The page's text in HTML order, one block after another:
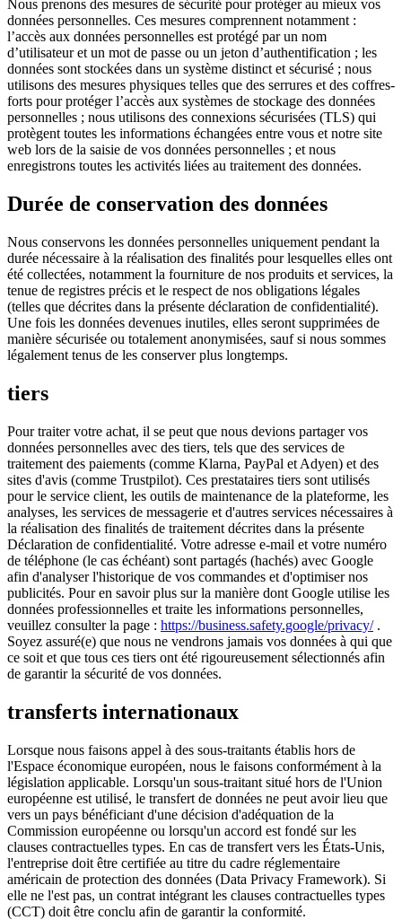
Nous prenons des mesures de sécurité pour protéger au mieux vos
données personnelles. Ces mesures comprennent notamment :
l’accès aux données personnelles est protégé par un nom
d’utilisateur et un mot de passe ou un jeton d’authentification ; les
données sont stockées dans un système distinct et sécurisé ; nous
utilisons des mesures physiques telles que des serrures et des coffres-
forts pour protéger l’accès aux systèmes de stockage des données
personnelles ; nous utilisons des connexions sécurisées (TLS) qui
protègent toutes les informations échangées entre vous et notre site
web lors de la saisie de vos données personnelles ; et nous
enregistrons toutes les activités liées au traitement des données.
Durée de conservation des données
Nous conservons les données personnelles uniquement pendant la
durée nécessaire à la réalisation des finalités pour lesquelles elles ont
été collectées, notamment la fourniture de nos produits et services, la
tenue de registres précis et le respect de nos obligations légales
(telles que décrites dans la présente déclaration de confidentialité).
Une fois les données devenues inutiles, elles seront supprimées de
manière sécurisée ou totalement anonymisées, sauf si nous sommes
légalement tenus de les conserver plus longtemps.
tiers
Pour traiter votre achat, il se peut que nous devions partager vos
données personnelles avec des tiers, tels que des services de
traitement des paiements (comme Klarna, PayPal et Adyen) et des
sites d'avis (comme Trustpilot). Ces prestataires tiers sont utilisés
pour le service client, les outils de maintenance de la plateforme, les
analyses, les services de messagerie et d'autres services nécessaires à
la réalisation des finalités de traitement décrites dans la présente
Déclaration de confidentialité. Votre adresse e-mail et votre numéro
de téléphone (le cas échéant) sont partagés (hachés) avec Google
afin d'analyser l'historique de vos commandes et d'optimiser nos
publicités. Pour en savoir plus sur la manière dont Google utilise les
données professionnelles et traite les informations personnelles,
veuillez consulter la page : https://business.safety.google/privacy/.
Soyez assuré(e) que nous ne vendrons jamais vos données à qui que
ce soit et que tous ces tiers ont été rigoureusement sélectionnés afin
de garantir la sécurité de vos données.
transferts internationaux
Lorsque nous faisons appel à des sous-traitants établis hors de
l'Espace économique européen, nous le faisons conformément à la
législation applicable. Lorsqu'un sous-traitant situé hors de l'Union
européenne est utilisé, le transfert de données ne peut avoir lieu que
vers un pays bénéficiant d'une décision d'adéquation de la
Commission européenne ou lorsqu'un accord est fondé sur les
clauses contractuelles types. En cas de transfert vers les États-Unis,
l'entreprise doit être certifiée au titre du cadre réglementaire
américain de protection des données (Data Privacy Framework). Si
elle ne l'est pas, un contrat intégrant les clauses contractuelles types
(CCT) doit être conclu afin de garantir la conformité.